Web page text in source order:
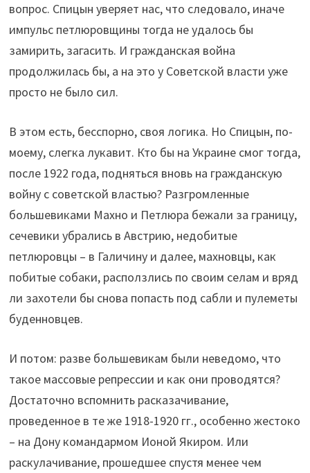
вопрос. Спицын уверяет нас, что следовало, иначе
импульс петлюровщины тогда не удалось бы
замирить, загасить. И гражданская война
продолжилась бы, а на это у Советской власти уже
просто не было сил.
В этом есть, бесспорно, своя логика. Но Спицын, по-
моему, слегка лукавит. Кто бы на Украине смог тогда,
после 1922 года, подняться вновь на гражданскую
войну с советской властью? Разгромленные
большевиками Махно и Петлюра бежали за границу,
сечевики убрались в Австрию, недобитые
петлюровцы – в Галичину и далее, махновцы, как
побитые собаки, расползлись по своим селам и вряд
ли захотели бы снова попасть под сабли и пулеметы
буденновцев.
И потом: разве большевикам были неведомо, что
такое массовые репрессии и как они проводятся?
Достаточно вспомнить расказачивание,
проведенное в те же 1918-1920 гг., особенно жестоко
– на Дону командармом Ионой Якиром. Или
раскулачивание, прошедшее спустя менее чем